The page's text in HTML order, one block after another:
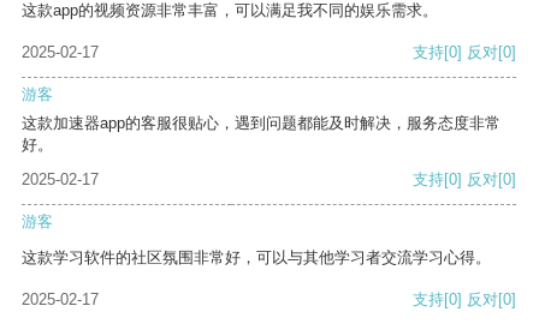
这款app的视频资源非常丰富，可以满足我不同的娱乐需求。
2025-02-17 支持[0] 反对[0]
游客
这款加速器app的客服很贴心，遇到问题都能及时解决，服务态度非常
好。
2025-02-17
支持[0] 反对[0]
游客
这款学习软件的社区氛围非常好，可以与其他学习者交流学习心得。
2025-02-17 支持[0] 反对[0]